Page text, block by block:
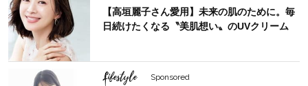
【高垣麗子さん愛用】未来の肌のために。毎
日続けたくなる〝美肌想い〟のUVクリーム
Lifestyle Sponsored